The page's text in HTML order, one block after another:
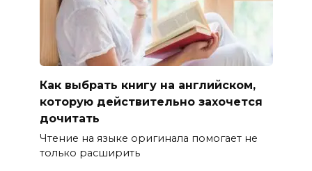
Как выбрать книгу на английском,
которую действительно захочется
дочитать
Чтение на языке оригинала помогает не
только расширить